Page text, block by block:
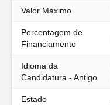
Valor Máximo
Percentagem de
Financiamento
Idioma da
Candidatura - Antigo
Estado